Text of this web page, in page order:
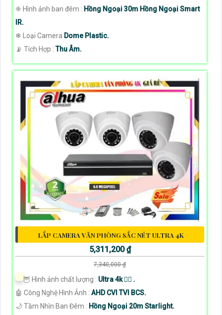
❈ Hình ảnh ban đêm : Hồng Ngoại 30m Hồng Ngoại Smart
IR.
❄ Loại Camera Dome Plastic.
️📡 Tích Hợp :Thu Âm.
LẮP CAMERA VĂN PHÒNG SẮC NÉT ULTRA 4K
5,311,200 ₫
7,340,000 ₫
🦉 Hình ảnh chất lượng : Ultra 4k 👍🏾 .
🤖️ Công Nghệ Hình Ảnh : AHD CVI TVI BCS.
🌙 Tầm Nhìn Ban Đêm : Hồng Ngoại 20m Starlight.